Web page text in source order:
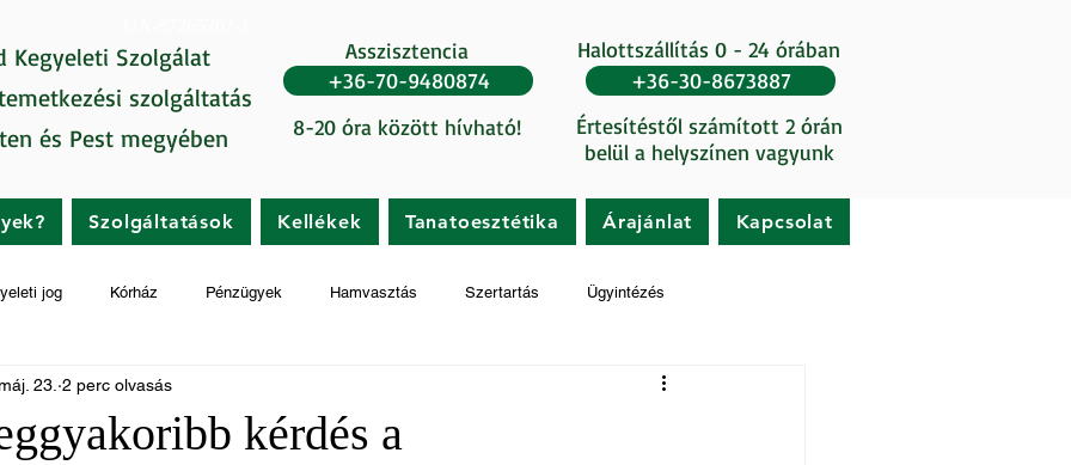
Kegyeleti Szolgálat
szolgáltatás
és Pest megyében
Asszisztencia
8-20 óra között hívható!
+36-70-9480874
Halottszállítás 0 - 24 órában
Értesítéstől számított 2 órán
belül a helyszínen vagyunk
+36-30-8673887
Szolgáltatások Kellékek Tanatoesztétika Árajánlat Kapcsolat
jog Kórház Pénzügyek Hamvasztás Szertartás Ügyintézés
kérdés a
23. 2 perc olvasás